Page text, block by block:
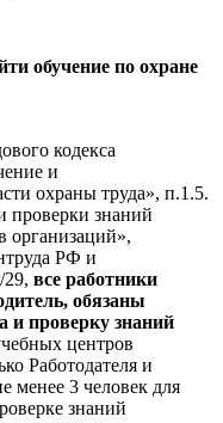
обучение по охране
кодекса
и
охраны труда», п.1.5.
проверки знаний
организаций»,
РФ и
все работники
обязаны
и проверку знаний
центров
Работодателя и
менее 3 человек для
знаний